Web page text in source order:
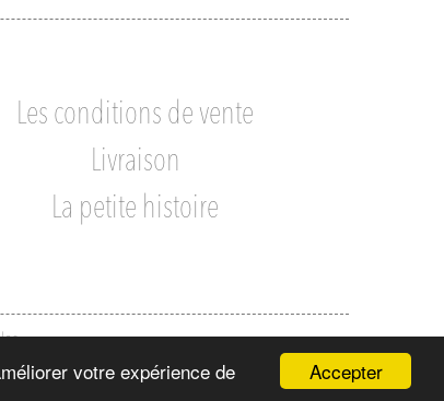
Accepter
votre expérience de
Les conditions de vente
Livraison
La petite histoire